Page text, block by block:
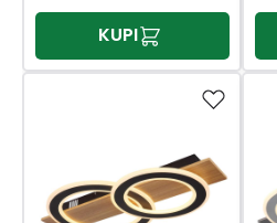
KUPI